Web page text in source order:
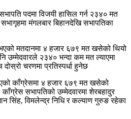
पदमा विजयी हासिल गर्न २३४० मत
मंगलबार बिहानदेखि सभापतिका
मतदानमा ४ हजार ६७९ मत खसेको थियो
उम्मेदवारले २३४० भन्दा कम मत ल्याएमा
दोस्रो चरणमा प्रतिस्पर्धा हुनेछ
काँग्रेसमा ४ हजार ६७९ मत खसेको
सभापतिको उम्मेदवारमा शेरबहादुर
सिंह, विमलेन्द्र निधि र कल्याण गुरुङ रहेका